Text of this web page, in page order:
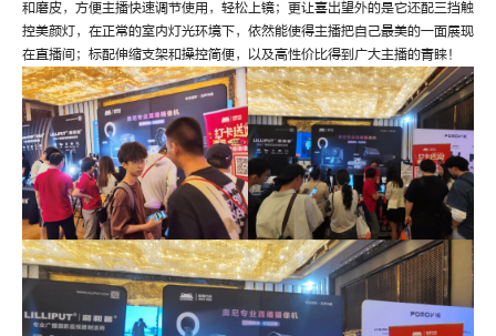
和磨皮，方便主播快速调节使用，轻松上镜；更让喜出望外的是它还配三挡触
控美颜灯，在正常的室内灯光环境下，依然能使得主播把自己最美的一面展现
在直播间；标配伸缩支架和操控简便，以及高性价比得到广大主播的青睐！